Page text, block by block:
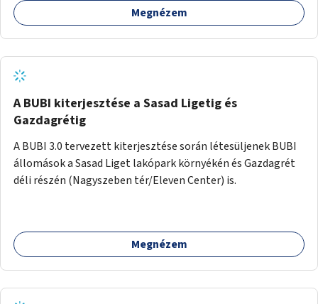
barátságosabbá és zöldebbé lehetne tenni a megállókat.
Megnézem
A BUBI kiterjesztése a Sasad Ligetig és
Gazdagrétig
A BUBI 3.0 tervezett kiterjesztése során létesüljenek BUBI
állomások a Sasad Liget lakópark környékén és Gazdagrét
déli részén (Nagyszeben tér/Eleven Center) is.
Megnézem